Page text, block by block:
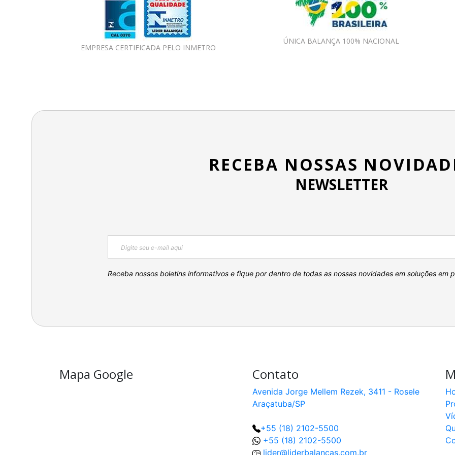
EMPRESA CERTIFICADA PELO INMETRO
ÚNICA BALANÇA 100% NACIONAL
RECEBA NOSSAS
NEWSLETTER
Receba nossos boletins informativos e fique por dentro de todas as nossas novidades em soluções em
Mapa Google Contato
Avenida Jorge Mellem Rezek, 3411 - Rosele
Araçatuba/SP
+55 (18) 2102-5500
+55 (18) 2102-5500
lider@liderbalancas.com.br